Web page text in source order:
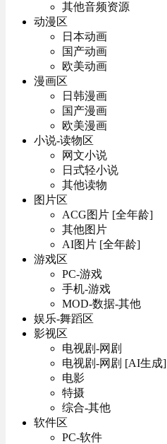
其他音频资源
动漫区
日本动画
国产动画
欧美动画
漫画区
日韩漫画
国产漫画
欧美漫画
小说-读物区
网文小说
日式轻小说
其他读物
图片区
ACG图片 [全年龄]
其他图片
AI图片 [全年龄]
游戏区
PC-游戏
手机-游戏
MOD-数据-其他
娱乐-舞蹈区
影视区
电视剧-网剧
电视剧-网剧 [AI生成]
电影
特摄
综合-其他
软件区
PC-软件